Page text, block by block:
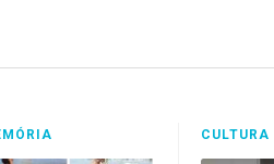
CULTURA